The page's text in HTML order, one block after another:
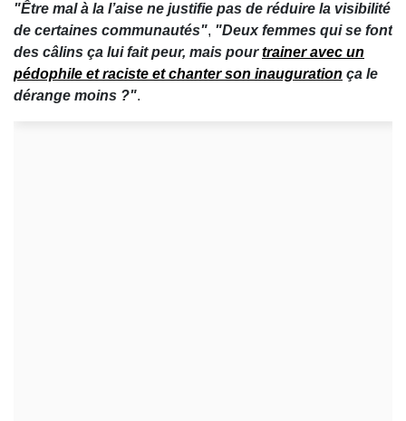
"Être mal à la l’aise ne justifie pas de réduire la visibilité
de certaines communautés", "Deux femmes qui se font
des câlins ça lui fait peur, mais pourtrainer avec un
pédophile et raciste et chanter son inauguration ça le
dérange moins ?".